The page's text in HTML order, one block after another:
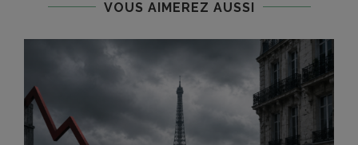
VOUS AIMEREZ AUSSI